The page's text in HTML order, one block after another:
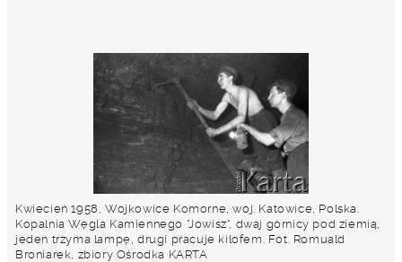
Kwiecień 1958, Wojkowice Komorne, woj. Katowice, Polska.
Kopalnia Węgla Kamiennego "Jowisz", dwaj górnicy pod ziemią,
jeden trzyma lampę, drugi pracuje kilofem. Fot. Romuald
Broniarek, zbiory Ośrodka KARTA